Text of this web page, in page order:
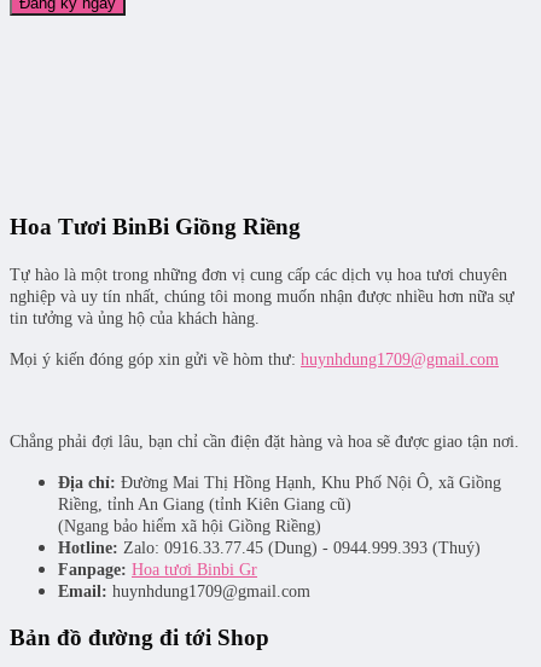
Hoa Tươi BinBi Giồng Riềng
Tự hào là một trong những đơn vị cung cấp các dịch vụ hoa tươi chuyên
nghiệp và uy tín nhất, chúng tôi mong muốn nhận được nhiều hơn nữa sự
tin tưởng và ủng hộ của khách hàng.
Mọi ý kiến đóng góp xin gửi về hòm thư: huynhdung1709@gmail.com
Chẳng phải đợi lâu, bạn chỉ cần điện đặt hàng và hoa sẽ được giao tận nơi.
Địa chỉ: Đường Mai Thị Hồng Hạnh, Khu Phố Nội Ô, xã Giồng
Riềng, tỉnh An Giang (tỉnh Kiên Giang cũ)
(Ngang bảo hiểm xã hội Giồng Riềng)
Hotline: Zalo: 0916.33.77.45 (Dung) - 0944.999.393 (Thuý)
Fanpage: Hoa tươi Binbi Gr
Email: huynhdung1709@gmail.com
Bản đồ đường đi tới Shop